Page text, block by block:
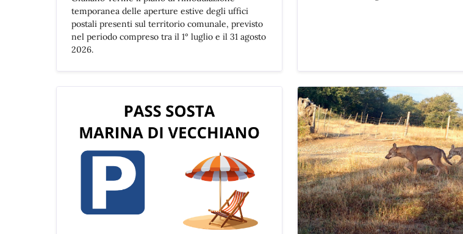
temporanea delle aperture estive degli uffici
postali presenti sul territorio comunale, previsto
nel periodo compreso tra il 1° luglio e il 31 agosto
2026.